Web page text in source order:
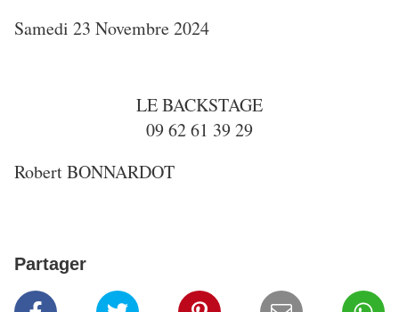
Samedi 23 Novembre 2024
LE BACKSTAGE
09 62 61 39 29
Robert BONNARDOT
Partager